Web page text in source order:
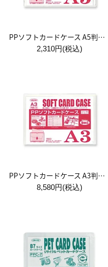
PPソフトカードケース A5判用 1袋:10枚入
2,310円(税込)
PPソフトカードケース A3判用 1袋:10枚入
8,580円(税込)